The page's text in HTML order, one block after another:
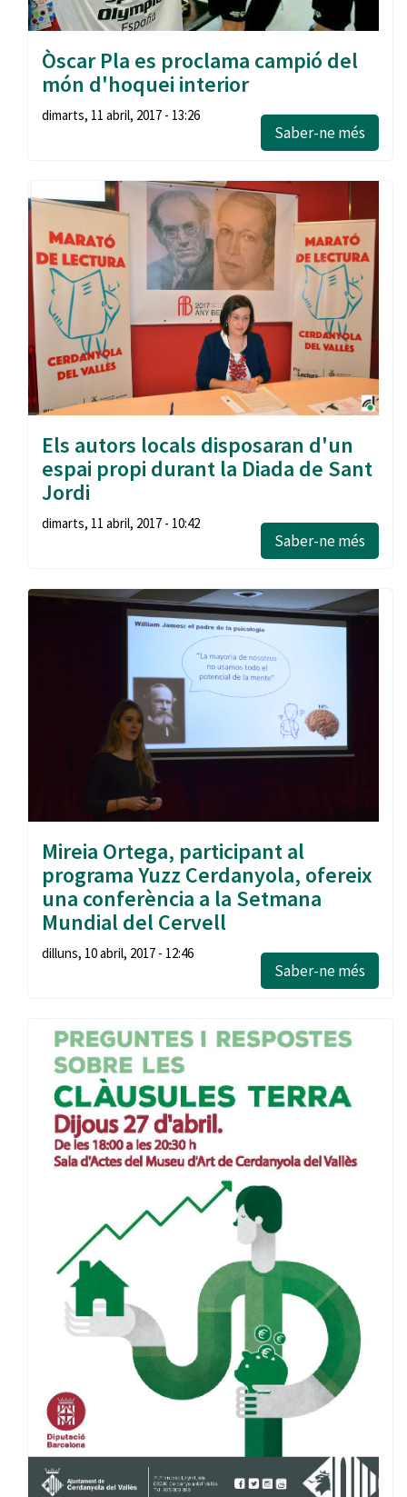
Òscar Pla es proclama campió del
món d'hoquei interior
dimarts, 11 abril, 2017 - 13:26
Saber-ne més
Els autors locals disposaran d'un
espai propi durant la Diada de Sant
Jordi
dimarts, 11 abril, 2017 - 10:42
Saber-ne més
Mireia Ortega, participant al
programa Yuzz Cerdanyola, ofereix
una conferència a la Setmana
Mundial del Cervell
dilluns, 10 abril, 2017 - 12:46
Saber-ne més